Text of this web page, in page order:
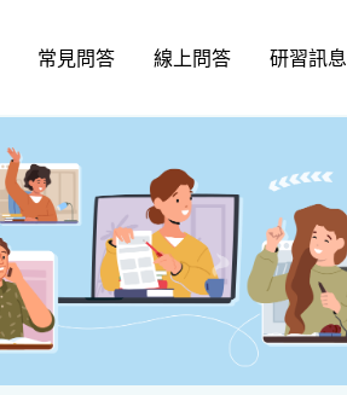
常見問答 線上問答 研習訊息